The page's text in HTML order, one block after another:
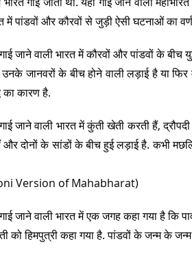
में पांडवों और कौरवों से जुड़ी ऐसी घटनाओं का
जाने वाली भारत में कौरवों और पांडवों के बीच
जानवरों के बीच होने वाली लड़ाई है या
का कारण है.
जाने वाली भारत में कुंती खेती करती हैं,
दोनों के सांडों के बीच हुई लड़ाई है. कभी
Version of Mahabharat)
जाने वाली भारत में एक जगह कहा गया है कि
को हिमपुत्री कहा गया है. पांडवों के जन्म के